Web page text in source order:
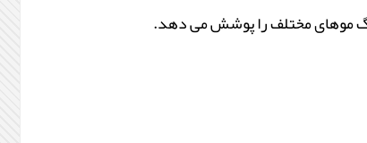
موهای مختلف را پوشش می ‏دهد.